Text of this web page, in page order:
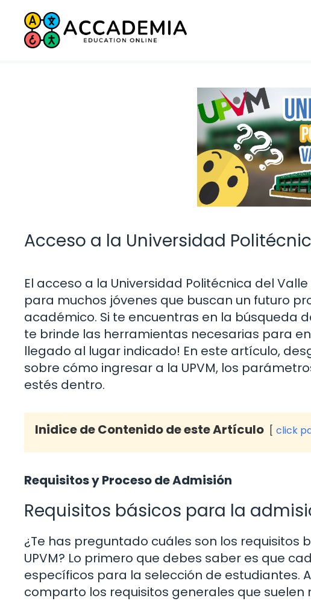
Saltar
contenido
Acceso a la Universidad
El acceso a la Universidad Politécnica del
para muchos jóvenes que buscan un futuro
académico. Si te encuentras en la búsqueda
te brinde las herramientas necesarias para
llegado al lugar indicado! En este artículo,
sobre cómo ingresar a la UPVM, los
estés dentro.
Inidice de Contenido de este Artículo click
Requisitos y Proceso de Admisión
Requisitos básicos para la
¿Te has preguntado cuáles son los requisitos
UPVM? Lo primero que debes saber es que
específicos para la selección de estudiantes.
comparto los requisitos generales que suelen